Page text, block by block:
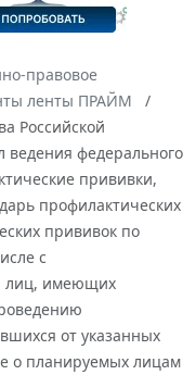
правовое
ленты ПРАЙМ
Российской
федерального
прививки,
профилактических
прививок по
с
лиц, имеющих
от указанных
о планируемых лицам